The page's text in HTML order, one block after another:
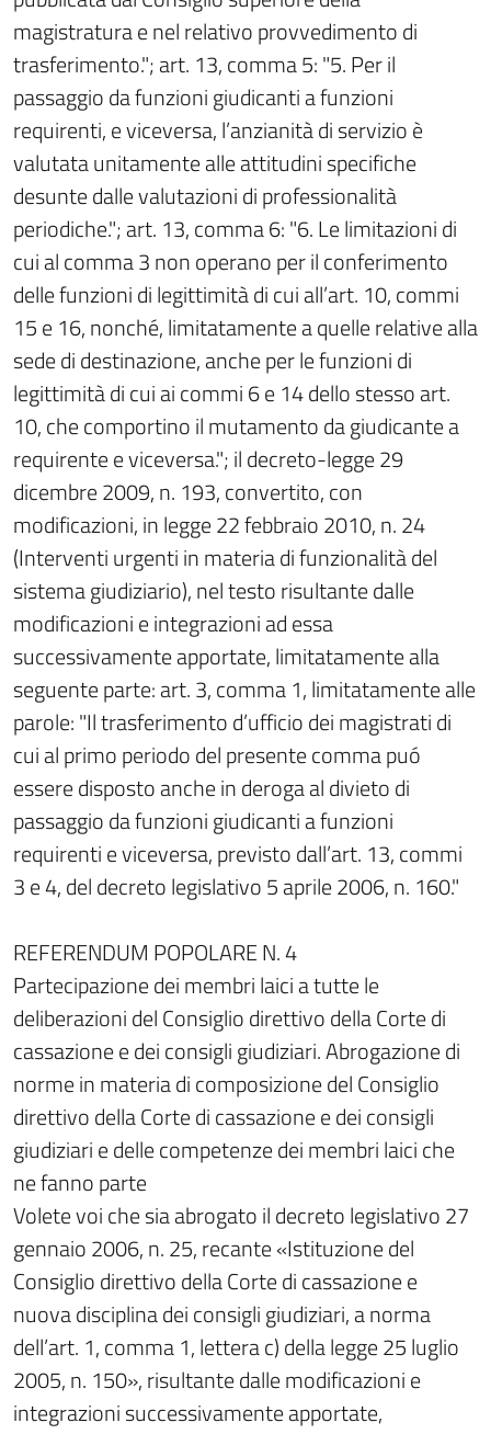
magistratura e nel relativo provvedimento di
trasferimento."; art. 13, comma 5: "5. Per il
passaggio da funzioni giudicanti a funzioni
requirenti, e viceversa, l’anzianità di servizio è
valutata unitamente alle attitudini specifiche
desunte dalle valutazioni di professionalità
periodiche."; art. 13, comma 6: "6. Le limitazioni di
cui al comma 3 non operano per il conferimento
delle funzioni di legittimità di cui all’art. 10, commi
15 e 16, nonché, limitatamente a quelle relative alla
sede di destinazione, anche per le funzioni di
legittimità di cui ai commi 6 e 14 dello stesso art.
10, che comportino il mutamento da giudicante a
requirente e viceversa."; il decreto-legge 29
dicembre 2009, n. 193, convertito, con
modificazioni, in legge 22 febbraio 2010, n. 24
(Interventi urgenti in materia di funzionalità del
sistema giudiziario), nel testo risultante dalle
modificazioni e integrazioni ad essa
successivamente apportate, limitatamente alla
seguente parte: art. 3, comma 1, limitatamente alle
parole: "Il trasferimento d’ufficio dei magistrati di
cui al primo periodo del presente comma puó
essere disposto anche in deroga al divieto di
passaggio da funzioni giudicanti a funzioni
requirenti e viceversa, previsto dall’art. 13, commi
3 e 4, del decreto legislativo 5 aprile 2006, n. 160."
REFERENDUM POPOLARE N. 4
Partecipazione dei membri laici a tutte le
deliberazioni del Consiglio direttivo della Corte di
cassazione e dei consigli giudiziari. Abrogazione di
norme in materia di composizione del Consiglio
direttivo della Corte di cassazione e dei consigli
giudiziari e delle competenze dei membri laici che
ne fanno parte
Volete voi che sia abrogato il decreto legislativo 27
gennaio 2006, n. 25, recante «Istituzione del
Consiglio direttivo della Corte di cassazione e
nuova disciplina dei consigli giudiziari, a norma
dell’art. 1, comma 1, lettera c) della legge 25 luglio
2005, n. 150», risultante dalle modificazioni e
integrazioni successivamente apportate,